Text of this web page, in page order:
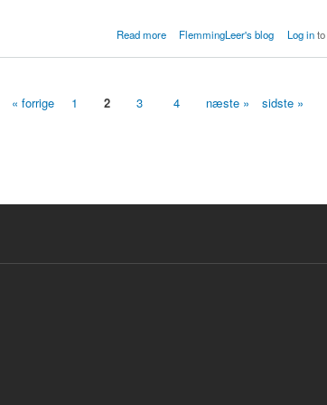
Read more FlemmingLeer's blog Log into
« forrige 1 2 3 4 næste » sidste »